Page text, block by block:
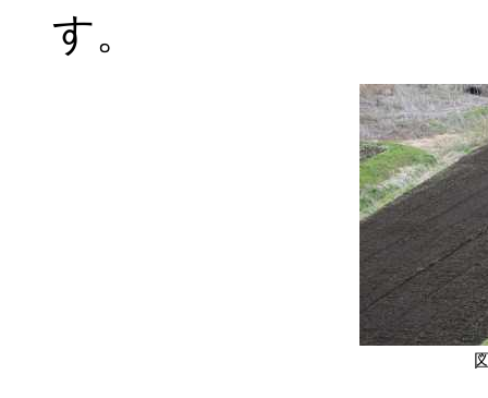
す。